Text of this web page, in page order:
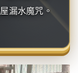
漏水魔咒。